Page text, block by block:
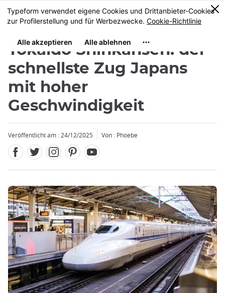
Größe
MENU
0
Tokaido Shinkansen: der
schnellste Zug Japans
mit hoher
Geschwindigkeit
Veröffentlicht am : 24/12/2025 Von : Phoebe